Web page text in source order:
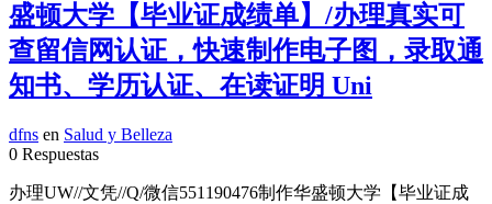
盛顿大学【毕业证成绩单】/办理真实可
查留信网认证，快速制作电子图，录取通
知书、学历认证、在读证明 Uni
dfns en Salud y Belleza
0 Respuestas
办理UW//文凭//Q/微信551190476制作华盛顿大学【毕业证成